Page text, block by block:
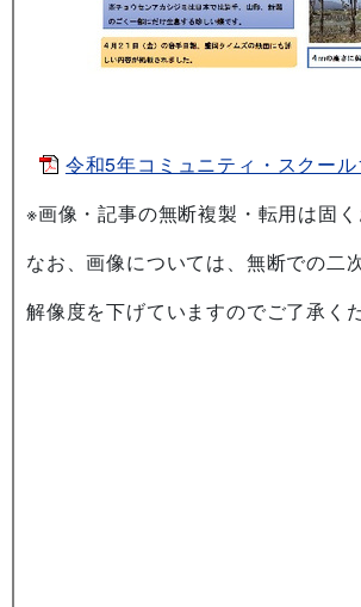
令和5年コミュニティ・スクー
※画像・記事の無断複製・転用は固く
なお、画像については、無断での二
解像度を下げていますのでご了承くだ